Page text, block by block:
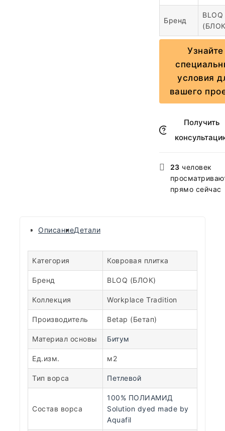
Бренд
BLOQ
Узнайте
условия
вашего
Получить
23 человек
прямо сейчас
ОписаниеДетали
Категория Ковровая плитка
Бренд BLOQ (БЛОК)
Коллекция Workplace Tradition
Производитель Betap (Бетап)
Материал основы Битум
Ед.изм. м2
Тип ворса Петлевой
Состав ворса
100% ПОЛИАМИД
Solution dyed made by
Aquafil